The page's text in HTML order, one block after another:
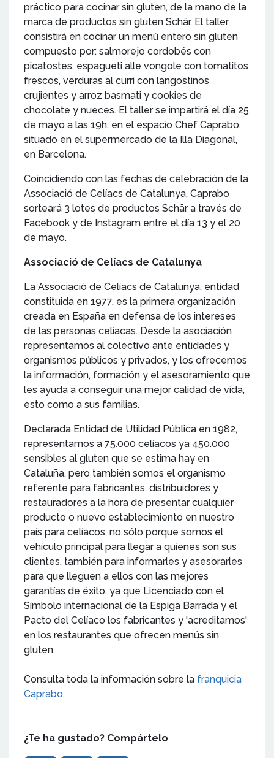
práctico para cocinar sin gluten, de la mano de la
marca de productos sin gluten Schär. El taller
consistirá en cocinar un menú entero sin gluten
compuesto por: salmorejo cordobés con
picatostes, espagueti alle vongole con tomatitos
frescos, verduras al curri con langostinos
crujientes y arroz basmati y cookies de
chocolate y nueces. El taller se impartirá el día 25
de mayo a las 19h, en el espacio Chef Caprabo,
situado en el supermercado de la Illa Diagonal,
en Barcelona.
Coincidiendo con las fechas de celebración de la
Associació de Celíacs de Catalunya, Caprabo
sorteará 3 lotes de productos Schär a través de
Facebook y de Instagram entre el día 13 y el 20
de mayo.
Associació de Celíacs de Catalunya
La Associació de Celíacs de Catalunya, entidad
constituida en 1977, es la primera organización
creada en España en defensa de los intereses
de las personas celíacas. Desde la asociación
representamos al colectivo ante entidades y
organismos públicos y privados, y los ofrecemos
la información, formación y el asesoramiento que
les ayuda a conseguir una mejor calidad de vida,
esto como a sus familias.
Declarada Entidad de Utilidad Pública en 1982,
representamos a 75.000 celíacos ya 450.000
sensibles al gluten que se estima hay en
Cataluña, pero también somos el organismo
referente para fabricantes, distribuidores y
restauradores a la hora de presentar cualquier
producto o nuevo establecimiento en nuestro
país para celíacos, no sólo porque somos el
vehículo principal para llegar a quienes son sus
clientes, también para informarles y asesorarles
para que lleguen a ellos con las mejores
garantías de éxito, ya que Licenciado con el
Símbolo internacional de la Espiga Barrada y el
Pacto del Celíaco los fabricantes y 'acreditamos'
en los restaurantes que ofrecen menús sin
gluten.
Consulta toda la información sobre la franquicia
Caprabo.
¿Te ha gustado? Compártelo